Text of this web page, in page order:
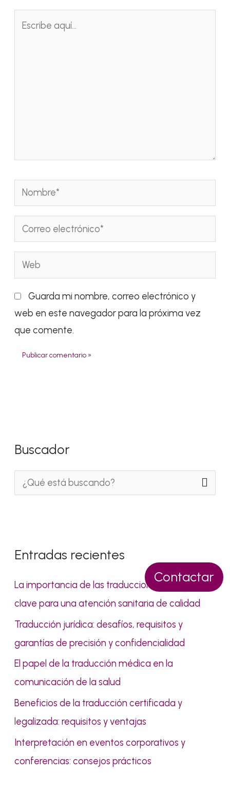
Contactar
Nombre*
Correo
electrónico*
Web
Guarda mi nombre, correo electrónico y
web en este navegador para la próxima vez
que comente.
Buscador
a
r
p
Entradas recientes
La importancia de las traducciones médicas:
clave para una atención sanitaria de calidad
Traducción jurídica: desafíos, requisitos y
garantías de precisión y confidencialidad
El papel de la traducción médica en la
comunicación de la salud
Beneficios de la traducción certificada y
legalizada: requisitos y ventajas
Interpretación en eventos corporativos y
conferencias: consejos prácticos